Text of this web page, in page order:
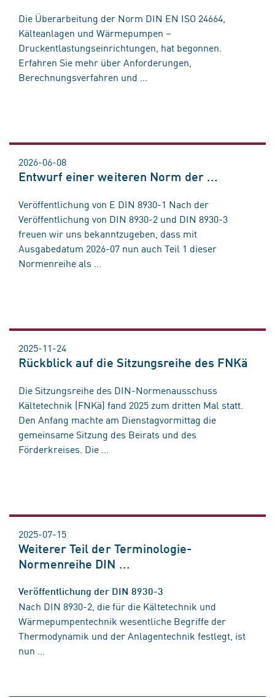
Die Überarbeitung der Norm DIN EN ISO 24664,
Kälteanlagen und Wärmepumpen –
Druckentlastungseinrichtungen, hat begonnen.
Erfahren Sie mehr über Anforderungen,
Berechnungsverfahren und ...
2026-06-08
Entwurf einer weiteren Norm der ...
Veröffentlichung von E DIN 8930-1 Nach der
Veröffentlichung von DIN 8930-2 und DIN 8930-3
freuen wir uns bekanntzugeben, dass mit
Ausgabedatum 2026-07 nun auch Teil 1 dieser
Normenreihe als ...
2025-11-24
Rückblick auf die Sitzungsreihe des FNKä
Die Sitzungsreihe des DIN-Normenausschuss
Kältetechnik (FNKä) fand 2025 zum dritten Mal statt.
Den Anfang machte am Dienstagvormittag die
gemeinsame Sitzung des Beirats und des
Förderkreises. Die ...
2025-07-15
Weiterer Teil der Terminologie-
Normenreihe DIN ...
Veröffentlichung der DIN 8930-3
Nach DIN 8930-2, die für die Kältetechnik und
Wärmepumpentechnik wesentliche Begriffe der
Thermodynamik und der Anlagentechnik festlegt, ist
nun ...